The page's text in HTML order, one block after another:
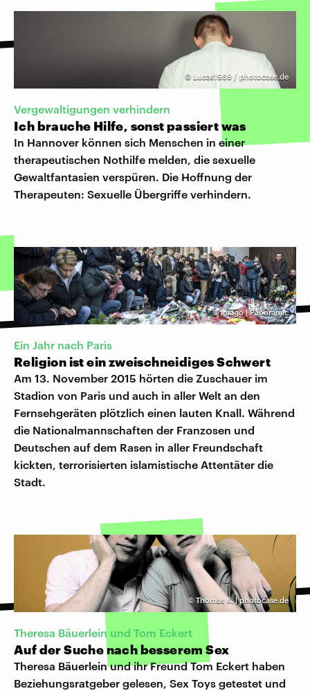
© Lucas1989 / photocase.de
Vergewaltigungen verhindern
Ich brauche Hilfe, sonst passiert was
In Hannover können sich Menschen in einer
therapeutischen Nothilfe melden, die sexuelle
Gewaltfantasien verspüren. Die Hoffnung der
Therapeuten: Sexuelle Übergriffe verhindern.
©Imago | Panoramic
Ein Jahr nach Paris
Religion ist ein zweischneidiges Schwert
Am 13. November 2015 hörten die Zuschauer im
Stadion von Paris und auch in aller Welt an den
Fernsehgeräten plötzlich einen lauten Knall. Während
die Nationalmannschaften der Franzosen und
Deutschen auf dem Rasen in aller Freundschaft
kickten, terrorisierten islamistische Attentäter die
Stadt.
©Thomas K. | photocase.de
Theresa Bäuerlein und Tom Eckert
Auf der Suche nach besserem Sex
Theresa Bäuerleinund ihr Freund Tom Eckert haben
Beziehungsratgeber gelesen, Sex Toys getestet und